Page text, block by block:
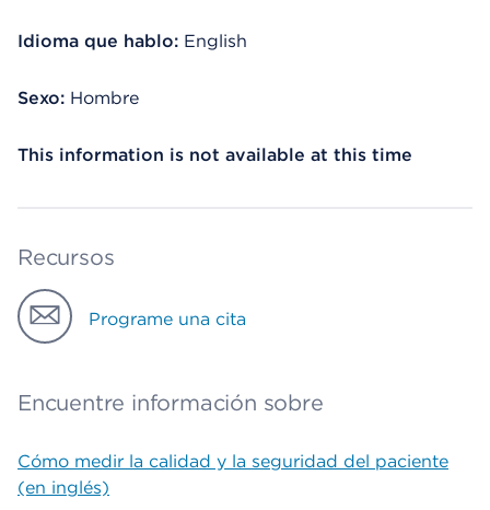
Idioma que hablo: English
Sexo: Hombre
This information is not available at this time
Recursos
Programe una cita
Encuentre información sobre
Cómo medir la calidad y la seguridad del paciente
(en inglés)